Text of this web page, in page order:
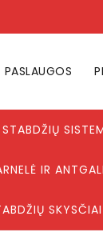
PASLAUGOS
STABDŽIŲ
IR